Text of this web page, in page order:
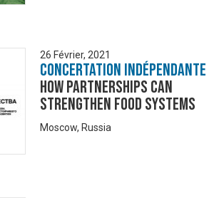
26 Février, 2021
Concertation Indépendante
HOW PARTNERSHIPS CAN
STRENGTHEN FOOD SYSTEMS
Moscow, Russia